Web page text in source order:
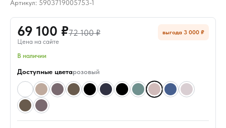
Артикул: 5903719005753-1
69 100 ₽72 100 ₽
Цена на сайте
выгода 3 000 ₽
В наличии
Доступные цветарозовый